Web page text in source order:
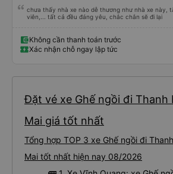
chưa thấy nhà xe nào dễ thương như nhà xe này,
viên,... tất cả đều đáng yêu, chắc chắn sẽ đi lại
Không cần thanh toán trước
Xác nhận chỗ ngay lập tức
Đặt vé xe Ghế ngồi đi Thanh
Mai giá tốt nhất
Tổng hợp TOP 3 xe Ghế ngồi đi
Mai tốt nhất hiện nay 08/2026